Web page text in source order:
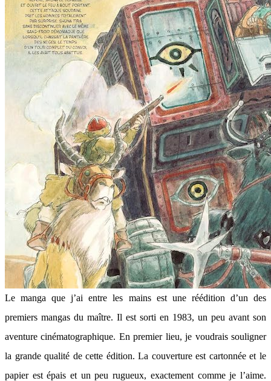
Le manga que j’ai entre les mains est une réédition d’un des
premiers mangas du maître. Il est sorti en 1983, un peu avant son
aventure cinématographique. En premier lieu, je voudrais souligner
la grande qualité de cette édition. La couverture est cartonnée et le
papier est épais et un peu rugueux, exactement comme je l’aime.